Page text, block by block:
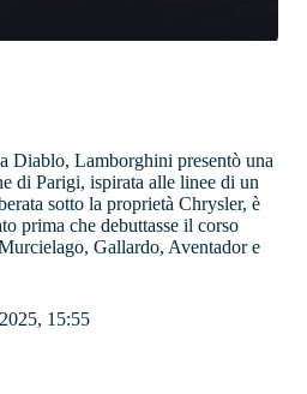
Diablo, Lamborghini presentò una
di Parigi, ispirata alle linee di un
sotto la proprietà Chrysler, è
prima che debuttasse il corso
Gallardo, Aventador e
15:55